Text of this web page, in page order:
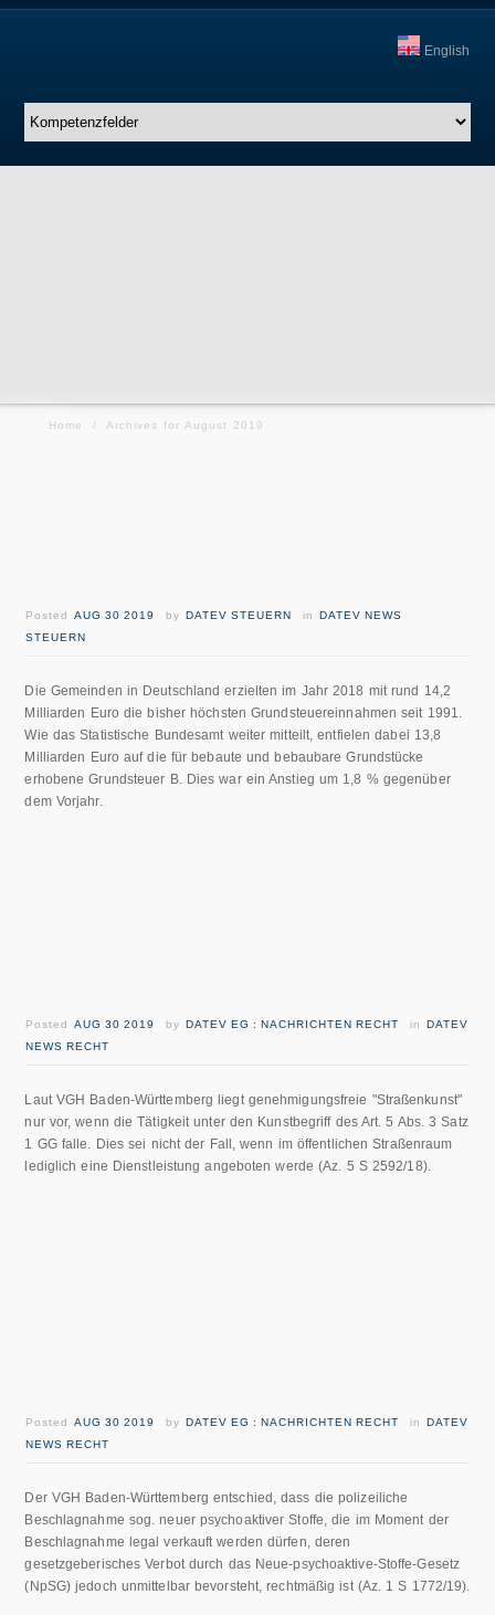
English
Home / Archives for August 2019
PostedAUG 30 2019 byDATEV STEUERN inDATEV NEWS
STEUERN
Die Gemeinden in Deutschland erzielten im Jahr 2018 mit rund 14,2
Milliarden Euro die bisher höchsten Grundsteuereinnahmen seit 1991.
Wie das Statistische Bundesamt weiter mitteilt, entfielen dabei 13,8
Milliarden Euro auf die für bebaute und bebaubare Grundstücke
erhobene Grundsteuer B. Dies war ein Anstieg um 1,8 % gegenüber
dem Vorjahr.
PostedAUG 30 2019 byDATEV EG : NACHRICHTEN RECHT inDATEV
NEWS RECHT
Laut VGH Baden-Württemberg liegt genehmigungsfreie "Straßenkunst"
nur vor, wenn die Tätigkeit unter den Kunstbegriff des Art. 5 Abs. 3 Satz
1 GG falle. Dies sei nicht der Fall, wenn im öffentlichen Straßenraum
lediglich eine Dienstleistung angeboten werde (Az. 5 S 2592/18).
PostedAUG 30 2019 byDATEV EG : NACHRICHTEN RECHT inDATEV
NEWS RECHT
Der VGH Baden-Württemberg entschied, dass die polizeiliche
Beschlagnahme sog. neuer psychoaktiver Stoffe, die im Moment der
Beschlagnahme legal verkauft werden dürfen, deren
gesetzgeberisches Verbot durch das Neue-psychoaktive-Stoffe-Gesetz
(NpSG) jedoch unmittelbar bevorsteht, rechtmäßig ist (Az. 1 S 1772/19).